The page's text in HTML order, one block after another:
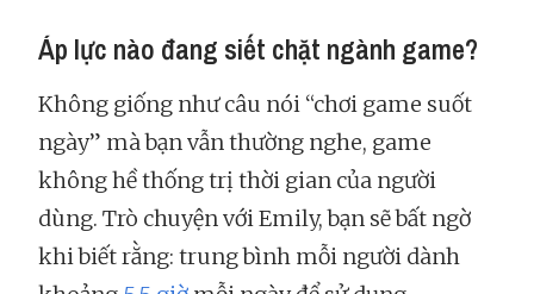
Áp lực nào đang siết chặt ngành game?
Không giống như câu nói “chơi game suốt
ngày” mà bạn vẫn thường nghe, game
không hề thống trị thời gian của người
dùng. Trò chuyện với Emily, bạn sẽ bất ngờ
khi biết rằng: trung bình mỗi người dành